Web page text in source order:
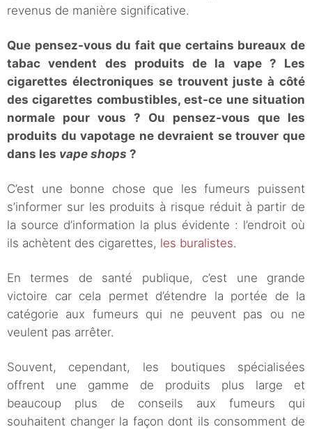
revenus de manière significative.
Que pensez-vous du fait que certains bureaux de
tabac vendent des produits de la vape ? Les
cigarettes électroniques se trouvent juste à côté
des cigarettes combustibles, est-ce une situation
normale pour vous ? Ou pensez-vous que les
produits du vapotage ne devraient se trouver que
dans les vape shops ?
C’est une bonne chose que les fumeurs puissent
s’informer sur les produits à risque réduit à partir de
la source d’information la plus évidente : l’endroit où
ils achètent des cigarettes, les buralistes.
En termes de santé publique, c’est une grande
victoire car cela permet d’étendre la portée de la
catégorie aux fumeurs qui ne peuvent pas ou ne
veulent pas arrêter.
Souvent, cependant, les boutiques spécialisées
offrent une gamme de produits plus large et
beaucoup plus de conseils aux fumeurs qui
souhaitent changer la façon dont ils consomment de